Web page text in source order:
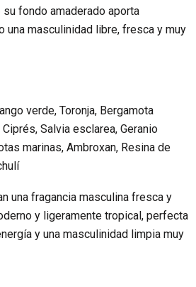
fondo amaderado aporta
una masculinidad libre, fresca y muy
verde, Toronja, Bergamota
Ciprés, Salvia esclarea, Geranio
marinas, Ambroxan, Resina de
una fragancia masculina fresca y
y ligeramente tropical, perfecta
y una masculinidad limpia muy